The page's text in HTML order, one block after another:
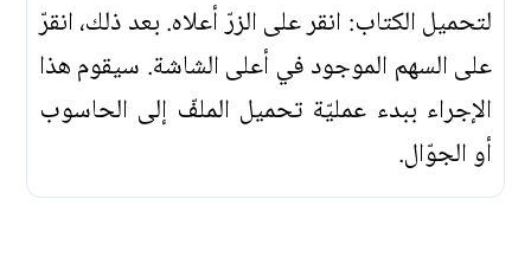
لتحميل الكتاب: انقر على الزرّ أعلاه. بعد ذلك، انقرّ
على السهم الموجود في أعلى الشاشة. سيقوم هذا
الإجراء ببدء عمليّة تحميل الملفّ إلى الحاسوب
أو الجوّال.